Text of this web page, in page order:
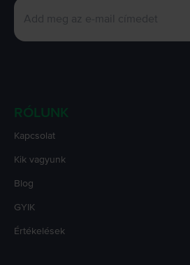
RÓLUNK
Kapcsolat
Kik vagyunk
Blog
GYIK
Értékelések